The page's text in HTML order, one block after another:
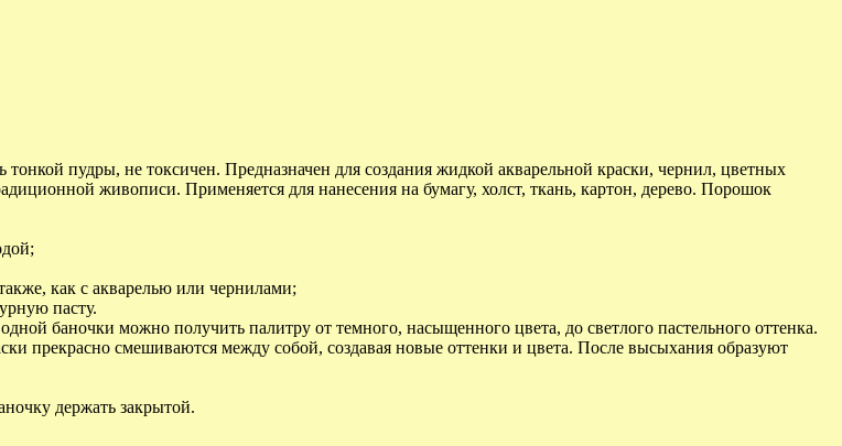
пудры, не токсичен. Предназначен для создания жидкой акварельной краски, чернил, цветных
живописи. Применяется для нанесения на бумагу, холст, ткань, картон, дерево. Порошок
как с акварелью или чернилами;
пасту.
баночки можно получить палитру от темного, насыщенного цвета, до светлого пастельного оттенка.
прекрасно смешиваются между собой, создавая новые оттенки и цвета. После высыхания образуют
держать закрытой.